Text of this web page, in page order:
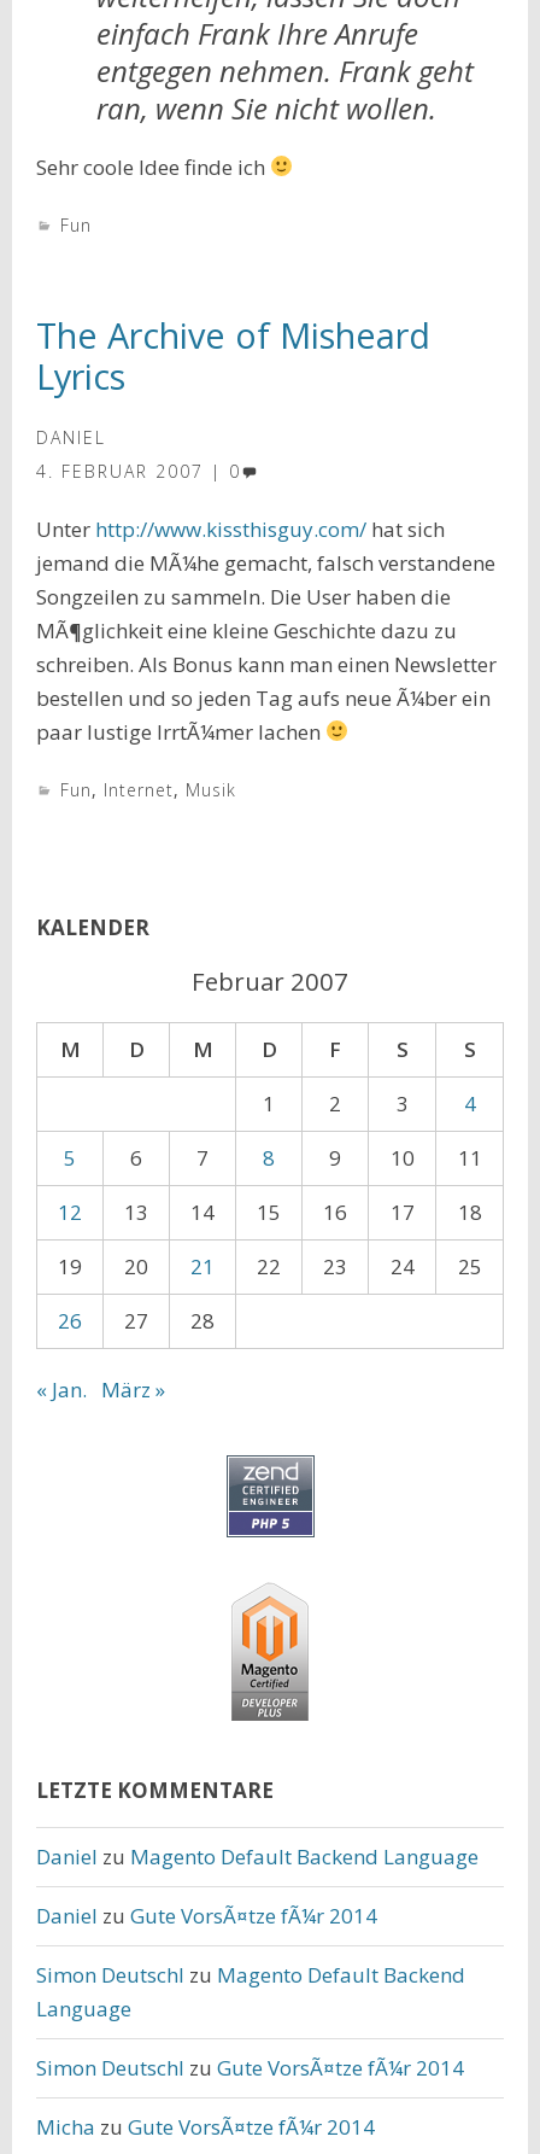
einfach Frank Ihre Anrufe
entgegen nehmen. Frank geht
ran, wenn Sie nicht wollen.
Sehr coole Idee finde ich
Fun
The Archive of Misheard
Lyrics
DANIEL
4. FEBRUAR 2007
0
Unter http://www.kissthisguy.com/ hat sich
jemand die MÃ¼he gemacht, falsch verstandene
Songzeilen zu sammeln. Die User haben die
MÃ¶glichkeit eine kleine Geschichte dazu zu
schreiben. Als Bonus kann man einen Newsletter
bestellen und so jeden Tag aufs neue Ã¼ber ein
paar lustige IrrtÃ¼mer lachen
Fun, Internet, Musik
KALENDER
Februar 2007
M D M D F S
S
1
2 3
4
5
6 7 8 9 10
11
12
13 14 15 16 17
18
19
20 21 22 23 24
25
26
27 28
« Jan. März »
LETZTE KOMMENTARE
Daniel zu Magento Default Backend Language
Daniel zu Gute VorsÃ¤tze fÃ¼r 2014
Simon Deutschl zu Magento Default Backend
Language
Simon Deutschl zu Gute VorsÃ¤tze fÃ¼r 2014
Micha zu Gute VorsÃ¤tze fÃ¼r 2014